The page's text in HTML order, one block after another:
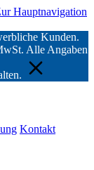
Hauptnavigation
Kunden.
Alle Angaben
Kontakt